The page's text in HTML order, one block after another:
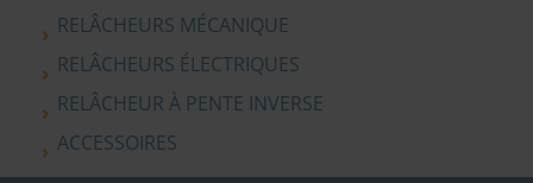
RELÂCHEURS MÉCANIQUE
RELÂCHEURS ÉLECTRIQUES
RELÂCHEUR À PENTE INVERSE
ACCESSOIRES